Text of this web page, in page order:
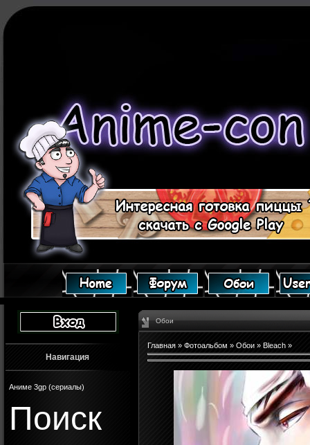
Навигация
Аниме 3gp (сериалы)
Поиск
Обои
Главная » Фотоальбом » Обои » Bleach »